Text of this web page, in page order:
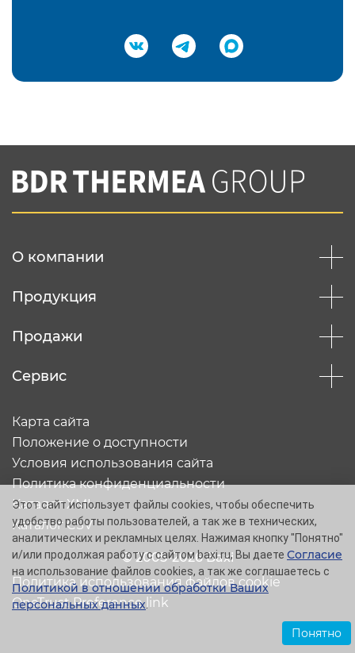
Подтвердить e-mail
Вы соглашаетесь с нашей политикой
конфеденциальности
О компании
Продукция
Продажи
Сервис
© 2005-2026 Baxi
Карта сайта
Положение о доступности
Условия использования сайта
Политика конфиденциальности
Каталог XML
Каталог CSV
Политика использования файлов cookie
OneTrust Preference link
Этот сайт использует файлы cookies, чтобы обеспечить
удобство работы пользователей, а так же в технических,
аналитических и рекламных целях. Нажимая кнопку "Понятно"
и/или продолжая работу с сайтом baxi.ru, Вы даете Согласие
на использование файлов cookies, а так же соглашаетесь с
Политикой в отношении обработки Ваших
персональных данных.
Понятно